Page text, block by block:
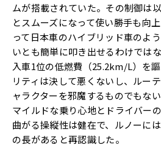
ムが搭載されていた。その制御は
とスムーズになって使い勝手も向
って日本車のハイブリッド車のよ
いとも簡単に叩き出せるわけでは
入車1位の低燃費（25.2km/L）を
リティは決して悪くないし、ルー
ャラクターを邪魔するものでもない
マイルドな乗り心地とドライバー
曲がる操縦性は健在で、ルノーに
の長があると再認識した。